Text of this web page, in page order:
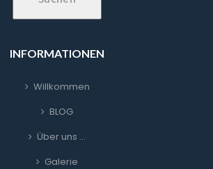
INFORMATIONEN
Willkommen
BLOG
Über uns …
Galerie